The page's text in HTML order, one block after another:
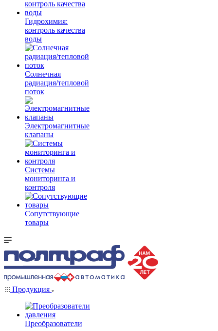
Гидрохимия:
контроль качества
воды
Солнечная
радиация/тепловой
поток
Электромагнитные
клапаны
Системы
мониторинга и
контроля
Сопутствующие
товары
Продукция
Преобразователи